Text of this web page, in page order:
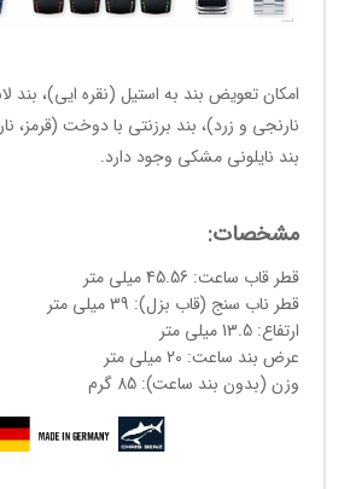
امکان تعویض بند به استیل (نقره ایی)، بند
نارنجی و زرد)، بند برزنتی با دوخت (قرمز،
بند نایلونی مشکی وجود دارد.
مشخصات:
قطر قاب ساعت: 45.56 میلی متر
قطر ناب سنج (قاب بزل): 39 میلی متر
ارتفاع: 13.5 میلی متر
عرض بند ساعت: 20 میلی متر
وزن (بدون بند ساعت): 85 گرم